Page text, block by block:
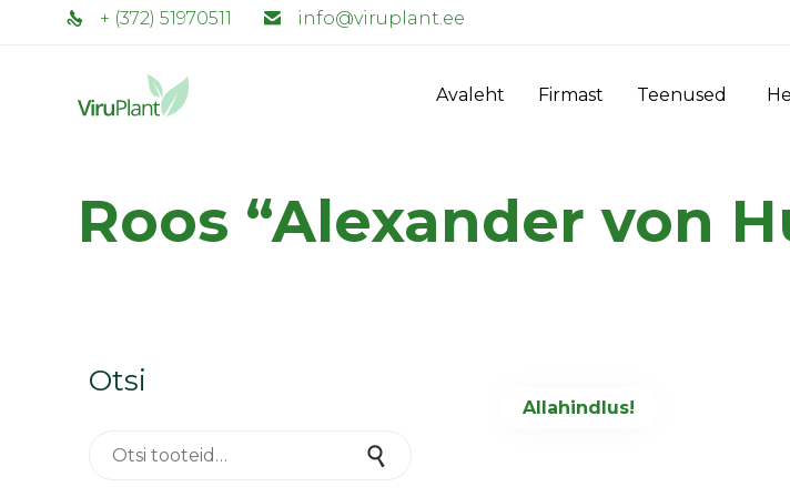
+ (372) 51970511 info@viruplant.ee
Avaleht Firmast Teenused
Roos “Alexander von
Allahindlus!
Otsi